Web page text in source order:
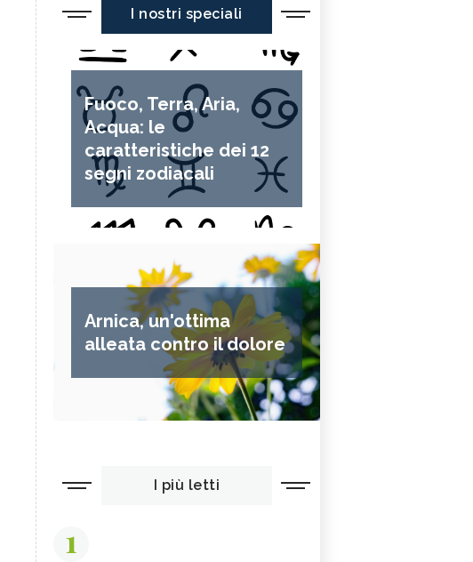
I nostri speciali
Fuoco, Terra, Aria,
Acqua: le
caratteristiche dei 12
segni zodiacali
Arnica, un'ottima
alleata contro il dolore
I più letti
1